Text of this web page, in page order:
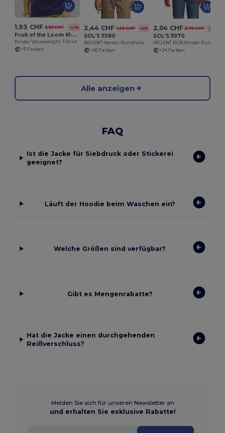
1,93 CHF 3,33 CHF -42%
Fruit of the Loom 61-033-0
Kinder Valueweight T-Shirt
+11 Farben
2,44 CHF 4,10 CHF -41%
SOL'S 11380
REGENT Herren Rundhals T Shirt
+50 Farben
2,04 CHF 3,70 CHF -45%
SOL'S 11970
+24 Farben
Alle anzeigen
FAQ
Ist die Jacke für Siebdruck oder Stickerei
geeignet?
Läuft der Hoodie beim Waschen ein?
Welche Größen sind verfügbar?
Gibt es Mengenrabatte?
Hat die Jacke einen durchgehenden
Reißverschluss?
Melden Sie sich für unseren Newsletter an
und erhalten Sie exklusive Rabatte!